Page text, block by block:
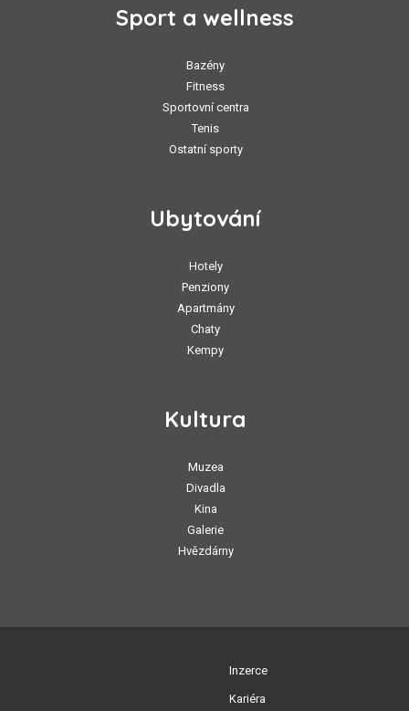
Sport a wellness
Bazény
Fitness
Sportovní centra
Tenis
Ostatní sporty
Ubytování
Hotely
Penziony
Apartmány
Chaty
Kempy
Kultura
Muzea
Divadla
Kina
Galerie
Hvězdárny
Inzerce
Kariéra